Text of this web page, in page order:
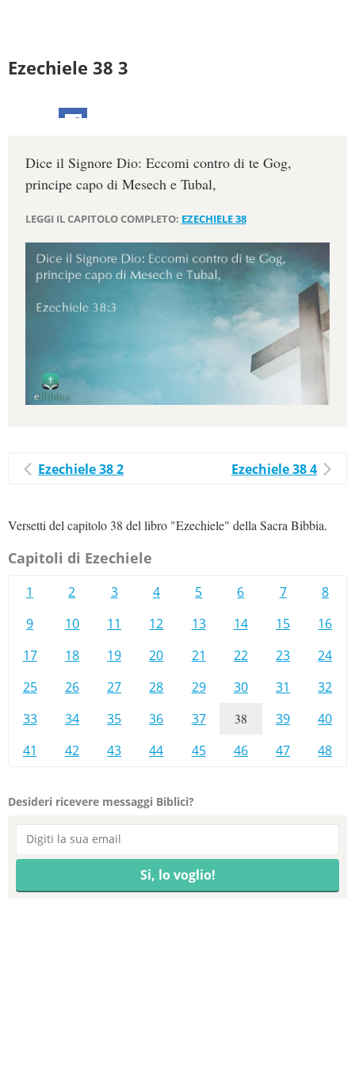
Ezechiele 38 3
Dice il Signore Dio: Eccomi contro di te Gog,
principe capo di Mesech e Tubal,
LEGGI IL CAPITOLO COMPLETO: EZECHIELE 38
Ezechiele 38 2 Ezechiele 38 4
Versetti del capitolo 38 del libro "Ezechiele" della Sacra Bibbia.
Capitoli di Ezechiele
1 2 3 4 5 6 7
8
9
10 11 12 13 14 15
16
17
18 19 20 21 22 23
24
25
26 27 28 29 30 31
32
33
34 35 36 37 38 39
40
41
42 43 44 45 46 47 48
Desideri ricevere messaggi Biblici?